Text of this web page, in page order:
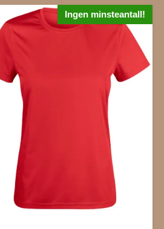
Ingen minsteantall!